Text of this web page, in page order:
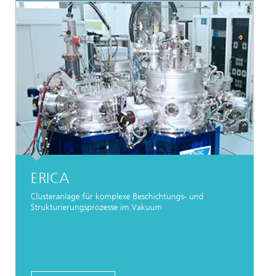
ERICA
Clusteranlage für komplexe Beschichtungs- und
Strukturierungsprozesse im Vakuum